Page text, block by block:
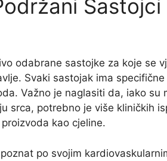
odabrane sastojke za koje se
Svaki sastojak ima
Važno je naglasiti da, iako
srca, potrebno je više kliničkih
kao cjeline.
po svojim